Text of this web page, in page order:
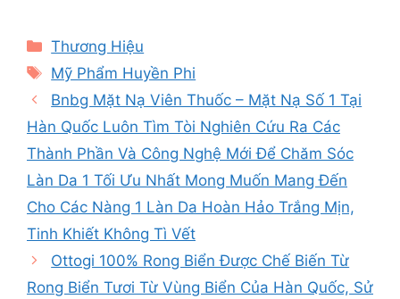
Categories
Thương Hiệu
Tags
Mỹ Phẩm Huyền Phi
Bnbg Mặt Nạ Viên Thuốc – Mặt Nạ Số 1 Tại
Hàn Quốc Luôn Tìm Tòi Nghiên Cứu Ra Các
Thành Phần Và Công Nghệ Mới Để Chăm Sóc
Làn Da 1 Tối Ưu Nhất Mong Muốn Mang Đến
Cho Các Nàng 1 Làn Da Hoàn Hảo Trắng Mịn,
Tinh Khiết Không Tì Vết
Ottogi 100% Rong Biển Được Chế Biến Từ
Rong Biển Tươi Từ Vùng Biển Của Hàn Quốc, Sử